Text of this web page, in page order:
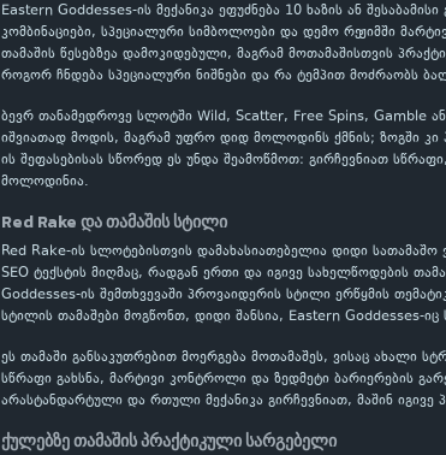
Eastern Goddesses-ის მექანიკა ეფუძნება 10 ხაზის ან
კომბინაციები, სპეციალური სიმბოლოები და დემო რეჟიმში
თამაშის წესებზეა დამოკიდებული, მაგრამ მოთამაშისთვის
როგორ ჩნდება სპეციალური ნიშნები და რა ტემპით მოძრაობს
ბევრ თანამედროვე სლოტში Wild, Scatter, Free Spins, Gamble ან
იშვიათად მოდის, მაგრამ უფრო დიდ მოლოდინს ქმნის; ზოგში
ის შეფასებისას სწორედ ეს უნდა შეამოწმოთ: გირჩევნიათ
მოლოდინია.
Red Rake და თამაშის სტილი
Red Rake-ის სლოტებისთვის დამახასიათებელია დიდი
SEO ტექსტის მიღმაც, რადგან ერთი და იგივე სახელწოდების
Goddesses-ის შემთხვევაში პროვაიდერის სტილი ერწყმის
სტილის თამაშები მოგწონთ, დიდი შანსია, Eastern Goddesses-იც
ეს თამაში განსაკუთრებით მოერგება მოთამაშეს, ვისაც ახალი
სწრაფი გახსნა, მარტივი კონტროლი და ზედმეტი ბარიერების
არასტანდარტული და რთული მექანიკა გირჩევნიათ, მაშინ იგივე
ქულებზე თამაშის პრაქტიკული სარგებელი